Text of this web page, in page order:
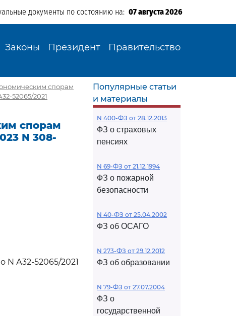
документы по состоянию на: 07 августа 2026
Законы Президент Правительство
спорам
52065/2021
спорам
N 308-
N А32-52065/2021
Популярные статьи
и материалы
N 400-ФЗ от 28.12.2013
ФЗ о страховых
пенсиях
N 69-ФЗ от 21.12.1994
ФЗ о пожарной
безопасности
N 40-ФЗ от 25.04.2002
ФЗ об ОСАГО
N 273-ФЗ от 29.12.2012
ФЗ об образовании
N 79-ФЗ от 27.07.2004
ФЗ о
государственной